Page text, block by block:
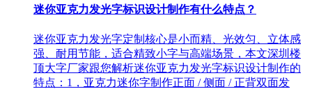
迷你亚克力发光字标识设计制作有什么特点？
迷你亚克力发光字定制核心是小而精、光效匀、立体感
强、耐用节能，适合精致小字与高端场景，本文深圳楼
顶大字厂家跟您解析迷你亚克力发光字标识设计制作的
特点：1，亚克力迷你字制作正面 / 侧面 / 正背双面发